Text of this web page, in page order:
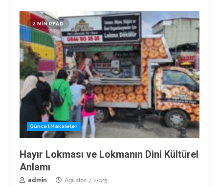
2 MIN READ
Güncel Makaleler
Hayır Lokması ve Lokmanın Dini Kültürel
Anlamı
admin Ağustos 7, 2025